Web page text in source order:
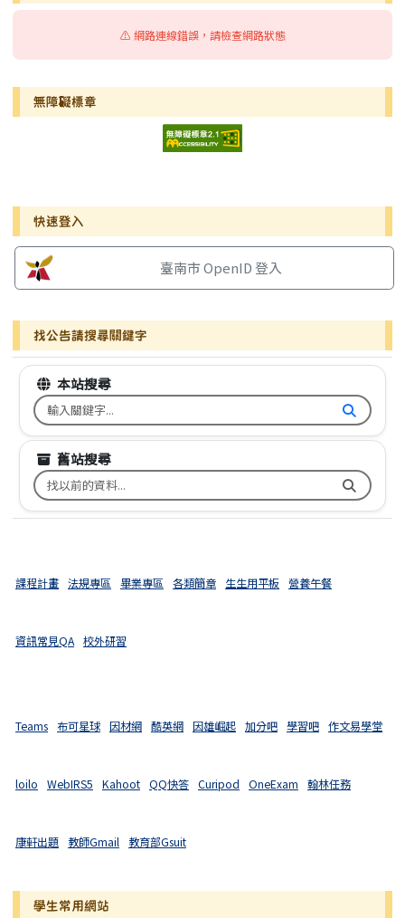
⚠️ 網路連線錯誤，請檢查網路狀態
無障礙標章
右邊區域內容
快速登入
臺南市 OpenID 登入
找公告請搜尋關鍵字
本站搜尋
搜尋台南市文元國小全球資訊網關鍵字
舊站搜尋
搜尋台南市文元國小舊校網關鍵字
課程計畫 法規專區 畢業專區 各類簡章 生生用平板 營養午餐
資訊常見QA 校外研習
Teams 布可星球 因材網 酷英網 因雄崛起 加分吧 學習吧 作文易學堂
loilo WebIRS5 Kahoot QQ快答 Curipod OneExam 翰林任務
康軒出題 教師Gmail 教育部Gsuit
學生常用網站